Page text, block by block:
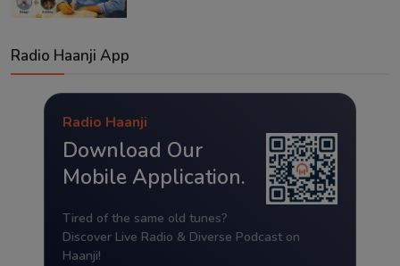
Radio Haanji App
Radio Haanji
Download Our
Mobile Application.
Tired of the same old tunes?
Discover Live Radio & Diverse Podcast on
Haanji!